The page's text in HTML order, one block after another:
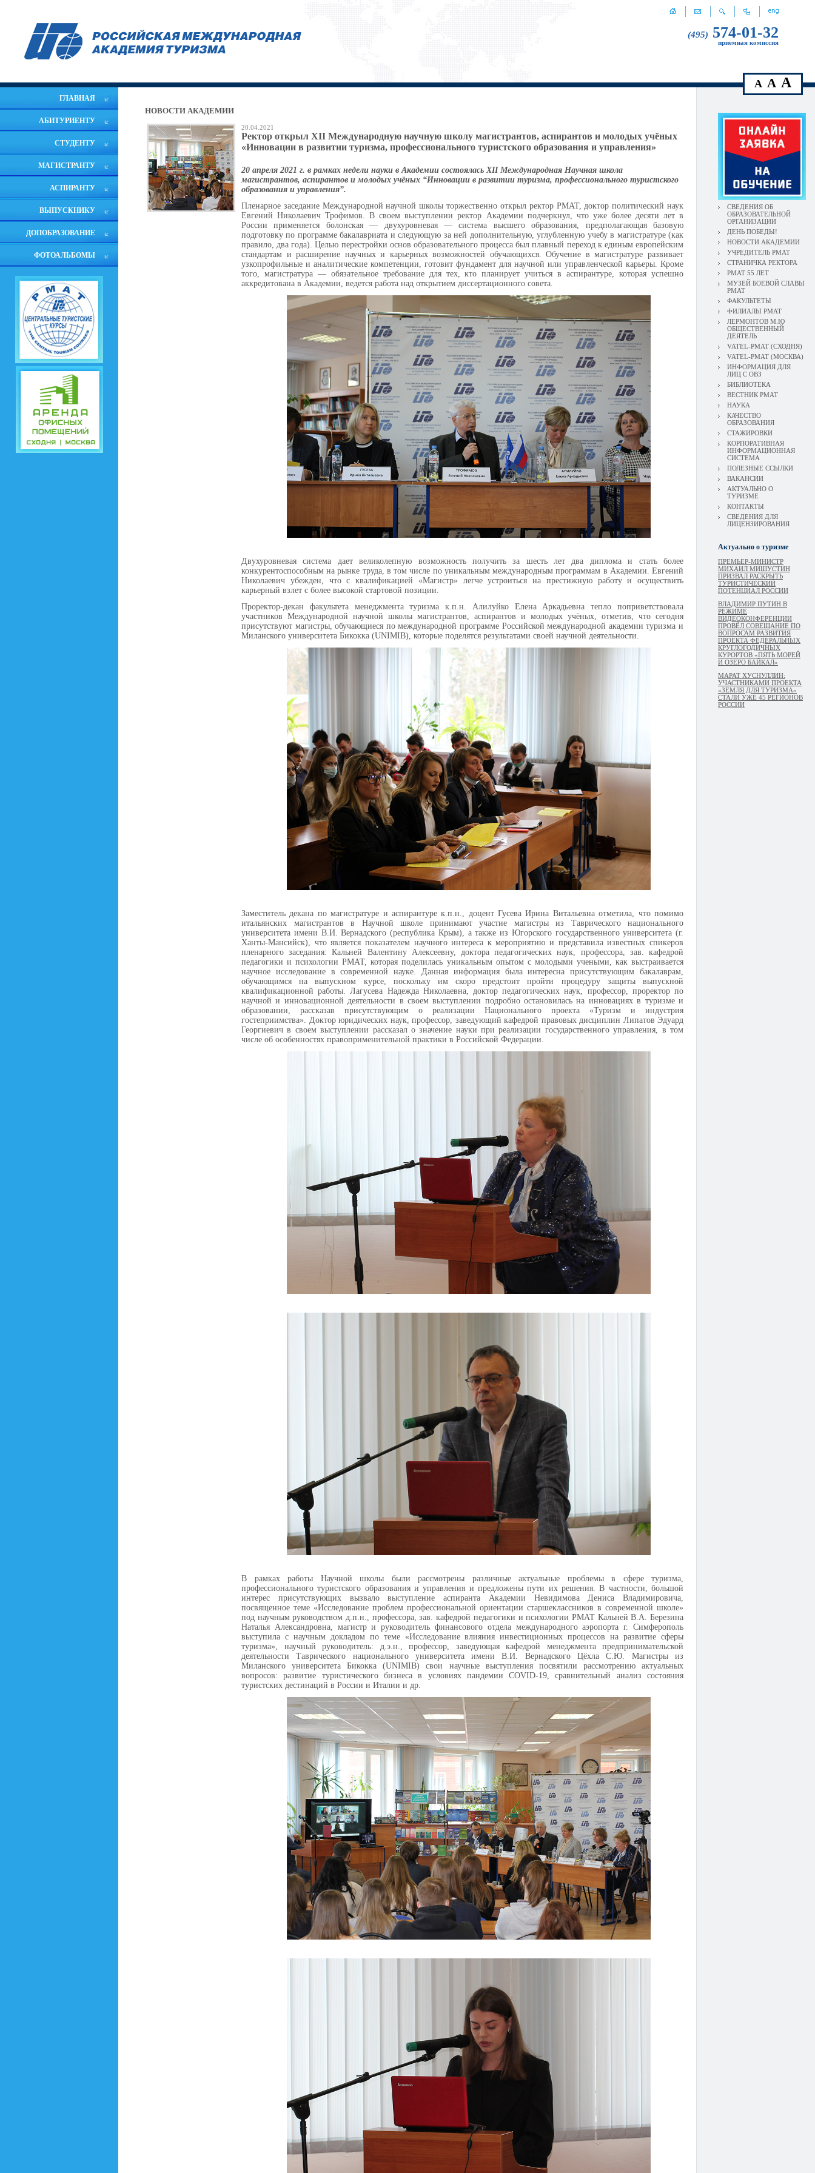
(495) 574-01-32
приемная комиссия
ГЛАВНАЯ
АБИТУРИЕНТУ
СТУДЕНТУ
МАГИСТРАНТУ
АСПИРАНТУ
ВЫПУСКНИКУ
ДОПОБРАЗОВАНИЕ
ФОТОАЛЬБОМЫ
A A A
НОВОСТИ АКАДЕМИИ
20.04.2021
Ректор открыл XII Международную научную школу магистрантов, аспирантов и молодых учёных
«Инновации в развитии туризма, профессионального туристского образования и управления»
20 апреля 2021 г. в рамках недели науки в Академии состоялась XII Международная Научная школа
магистрантов, аспирантов и молодых учёных “Инновации в развитии туризма, профессионального туристского
образования и управления”.
Пленарное заседание Международной научной школы торжественно открыл ректор РМАТ, доктор политический наук
Евгений Николаевич Трофимов. В своем выступлении ректор Академии подчеркнул, что уже более десяти лет в
России применяется болонская — двухуровневая — система высшего образования, предполагающая базовую
подготовку по программе бакалавриата и следующую за ней дополнительную, углубленную учебу в магистратуре (как
правило, два года). Целью перестройки основ образовательного процесса был плавный переход к единым европейским
стандартам и расширение научных и карьерных возможностей обучающихся. Обучение в магистратуре развивает
узкопрофильные и аналитические компетенции, готовит фундамент для научной или управленческой карьеры. Кроме
того, магистратура — обязательное требование для тех, кто планирует учиться в аспирантуре, которая успешно
аккредитована в Академии, ведется работа над открытием диссертационного совета.
Двухуровневая система дает великолепную возможность получить за шесть лет два диплома и стать более
конкурентоспособным на рынке труда, в том числе по уникальным международным программам в Академии. Евгений
Николаевич убежден, что с квалификацией «Магистр» легче устроиться на престижную работу и осуществить
карьерный взлет с более высокой стартовой позиции.
Проректор-декан факультета менеджмента туризма к.п.н. Алилуйко Елена Аркадьевна тепло поприветствовала
участников Международной научной школы магистрантов, аспирантов и молодых учёных, отметив, что сегодня
присутствуют магистры, обучающиеся по международной программе Российской международной академии туризма и
Миланского университета Бикокка (UNIMIB), которые поделятся результатами своей научной деятельности.
Заместитель декана по магистратуре и аспирантуре к.п.н., доцент Гусева Ирина Витальевна отметила, что помимо
итальянских магистрантов в Научной школе принимают участие магистры из Таврического национального
университета имени В.И. Вернадского (республика Крым), а также из Югорского государственного университета (г.
Ханты-Мансийск), что является показателем научного интереса к мероприятию и представила известных спикеров
пленарного заседания: Кальней Валентину Алексеевну, доктора педагогических наук, профессора, зав. кафедрой
педагогики и психологии РМАТ, которая поделилась уникальным опытом с молодыми учеными, как выстраивается
научное исследование в современной науке. Данная информация была интересна присутствующим бакалаврам,
обучающимся на выпускном курсе, поскольку им скоро предстоит пройти процедуру защиты выпускной
квалификационной работы. Лагусева Надежда Николаевна, доктор педагогических наук, профессор, проректор по
научной и инновационной деятельности в своем выступлении подробно остановилась на инновациях в туризме и
образовании, рассказав присутствующим о реализации Национального проекта «Туризм и индустрия
гостеприимства». Доктор юридических наук, профессор, заведующий кафедрой правовых дисциплин Липатов Эдуард
Георгиевич в своем выступлении рассказал о значение науки при реализации государственного управления, в том
числе об особенностях правоприменительной практики в Российской Федерации.
В рамках работы Научной школы были рассмотрены различные актуальные проблемы в сфере туризма,
профессионального туристского образования и управления и предложены пути их решения. В частности, большой
интерес присутствующих вызвало выступление аспиранта Академии Невидимова Дениса Владимировича,
посвященное теме «Исследование проблем профессиональной ориентации старшеклассников в современной школе»
под научным руководством д.п.н., профессора, зав. кафедрой педагогики и психологии РМАТ Кальней В.А. Березина
Наталья Александровна, магистр и руководитель финансового отдела международного аэропорта г. Симферополь
выступила с научным докладом по теме «Исследование влияния инвестиционных процессов на развитие сферы
туризма», научный руководитель: д.э.н., профессор, заведующая кафедрой менеджмента предпринимательской
деятельности Таврического национального университета имени В.И. Вернадского Цёхла С.Ю. Магистры из
Миланского университета Бикокка (UNIMIB) свои научные выступления посвятили рассмотрению актуальных
вопросов: развитие туристического бизнеса в условиях пандемии COVID-19, сравнительный анализ состояния
туристских дестинаций в России и Италии и др.
СВЕДЕНИЯ ОБ
ОБРАЗОВАТЕЛЬНОЙ
ОРГАНИЗАЦИИ
ДЕНЬ ПОБЕДЫ!
НОВОСТИ АКАДЕМИИ
УЧРЕДИТЕЛЬ РМАТ
СТРАНИЧКА РЕКТОРА
РМАТ 55 ЛЕТ
МУЗЕЙ БОЕВОЙ СЛАВЫ
РМАТ
ФАКУЛЬТЕТЫ
ФИЛИАЛЫ РМАТ
ЛЕРМОНТОВ М.Ю
ОБЩЕСТВЕННЫЙ
ДЕЯТЕЛЬ
VATEL-РМАТ (СХОДНЯ)
VATEL-РМАТ (МОСКВА)
ИНФОРМАЦИЯ ДЛЯ
ЛИЦ С ОВЗ
БИБЛИОТЕКА
ВЕСТНИК РМАТ
НАУКА
КАЧЕСТВО
ОБРАЗОВАНИЯ
СТАЖИРОВКИ
КОРПОРАТИВНАЯ
ИНФОРМАЦИОННАЯ
СИСТЕМА
ПОЛЕЗНЫЕ ССЫЛКИ
ВАКАНСИИ
АКТУАЛЬНО О
ТУРИЗМЕ
КОНТАКТЫ
СВЕДЕНИЯ ДЛЯ
ЛИЦЕНЗИРОВАНИЯ
Актуально о туризме
ПРЕМЬЕР-МИНИСТР
МИХАИЛ МИШУСТИН
ПРИЗВАЛ РАСКРЫТЬ
ТУРИСТИЧЕСКИЙ
ПОТЕНЦИАЛ РОССИИ
ВЛАДИМИР ПУТИН В
РЕЖИМЕ
ВИДЕОКОНФЕРЕНЦИИ
ПРОВЁЛ СОВЕЩАНИЕ ПО
ВОПРОСАМ РАЗВИТИЯ
ПРОЕКТА ФЕДЕРАЛЬНЫХ
КРУГЛОГОДИЧНЫХ
КУРОРТОВ «ПЯТЬ МОРЕЙ
И ОЗЕРО БАЙКАЛ»
МАРАТ ХУСНУЛЛИН:
УЧАСТНИКАМИ ПРОЕКТА
«ЗЕМЛЯ ДЛЯ ТУРИЗМА»
СТАЛИ УЖЕ 45 РЕГИОНОВ
РОССИИ